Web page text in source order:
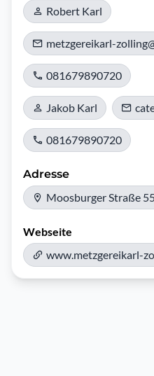
Robert Karl
metzgereikarl-
081679890720
Jakob Karl
081679890720
Adresse
Moosburger Straße
Webseite
www.metzgereikarl-